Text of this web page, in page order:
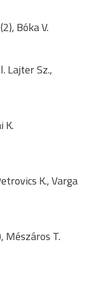
Bóka V.
Lajter Sz.,
K.
K., Varga
Mészáros T.